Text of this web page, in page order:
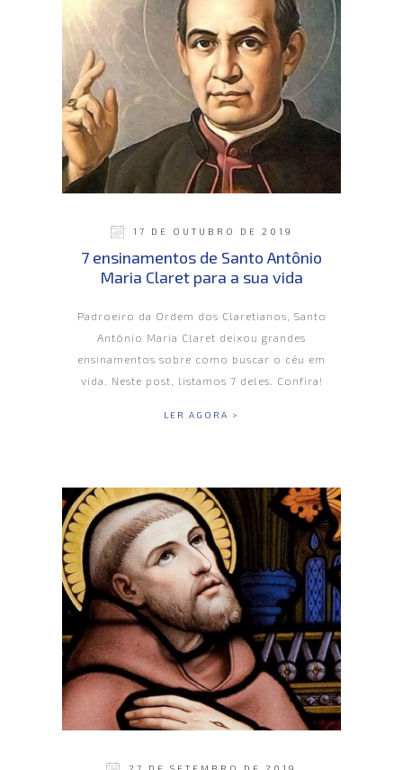
17 DE OUTUBRO DE 2019
7 ensinamentos de Santo Antônio
Maria Claret para a sua vida
Padroeiro da Ordem dos Claretianos, Santo
Antônio Maria Claret deixou grandes
ensinamentos sobre como buscar o céu em
vida. Neste post, listamos 7 deles. Confira!
LER AGORA >